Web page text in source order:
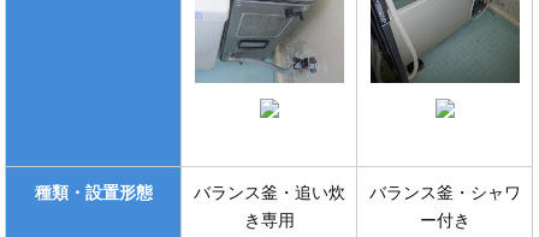
種類・設置形態
バランス釜・追い炊
き専用
バランス釜・シャワ
ー付き